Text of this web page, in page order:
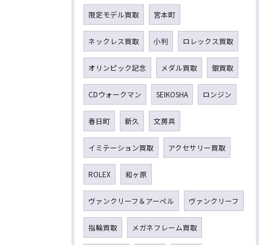
限定モデル買取 宮本町
ネックレス買取 小判 ロレックス買取
オリンピック記念 メダル買取 銀買取
CDウォークマン SEIKOSHA ロンジン
春日町 新久 文房具
イミテーション買取 アクセサリー買取
ROLEX 和ヶ原
ヴァンクリーフ＆アーペル ヴァンクリーフ
指輪買取 メガネフレーム買取